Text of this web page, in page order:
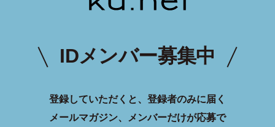
IDメンバー募集中
登録していただくと、登録者のみに届く
メールマガジン、メンバーだけが応募で